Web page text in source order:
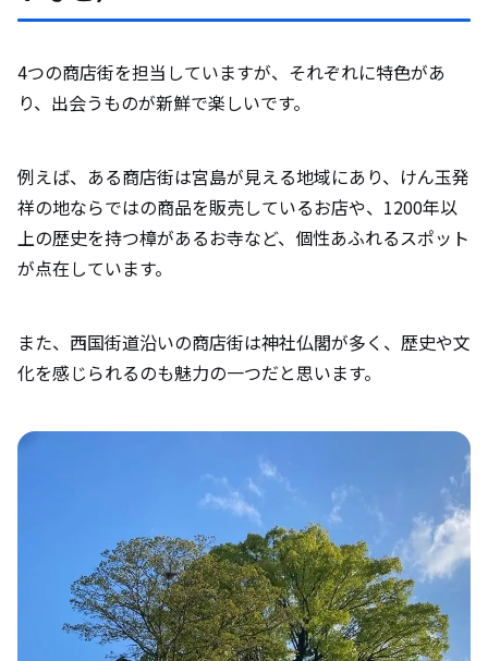
4つの商店街を担当していますが、それぞれに特色があ
り、出会うものが新鮮で楽しいです。
例えば、ある商店街は宮島が見える地域にあり、けん玉発
祥の地ならではの商品を販売しているお店や、1200年以
上の歴史を持つ樟があるお寺など、個性あふれるスポット
が点在しています。
また、西国街道沿いの商店街は神社仏閣が多く、歴史や文
化を感じられるのも魅力の一つだと思います。